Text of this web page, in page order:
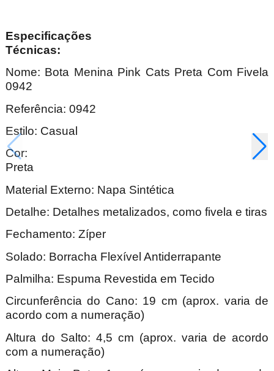
Especificações
Nome: Bota Menina Pink Cats Preta Com Fivela
0942
Referência: 0942
Estilo: Casual
Cor:
Material Externo: Napa Sintética
Detalhe: Detalhes metalizados, como fivela e tiras
Fechamento: Zíper
Solado: Borracha Flexível Antiderrapante
Palmilha: Espuma Revestida em Tecido
Circunferência do Cano: 19 cm (aprox. varia de
acordo com a numeração)
Altura do Salto: 4,5 cm (aprox. varia de acordo
com a numeração)